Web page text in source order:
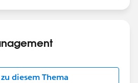
diesem Thema